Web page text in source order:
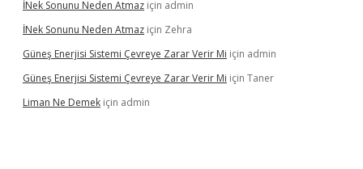
İNek Sonunu Neden Atmaz için admin
İNek Sonunu Neden Atmaz için Zehra
Güneş Enerjisi Sistemi Çevreye Zarar Verir Mi için admin
Güneş Enerjisi Sistemi Çevreye Zarar Verir Mi için Taner
Liman Ne Demek için admin